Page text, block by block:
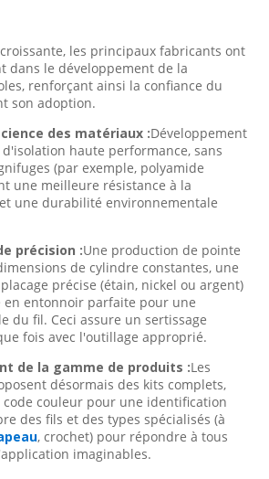
les principaux fabricants ont
dans le développement de la
renforçant ainsi la confiance du
son adoption.
des matériaux :Développement
haute performance, sans
(par exemple, polyamide
une meilleure résistance à la
une durabilité environnementale
précision :Une production de pointe
de cylindre constantes, une
précise (étain, nickel ou argent)
en entonnoir parfaite pour une
du fil. Ceci assure un sertissage
fois avec l'outillage approprié.
de la gamme de produits :Les
désormais des kits complets,
code couleur pour une identification
des fils et des types spécialisés (à
, crochet) pour répondre à tous
imaginables.